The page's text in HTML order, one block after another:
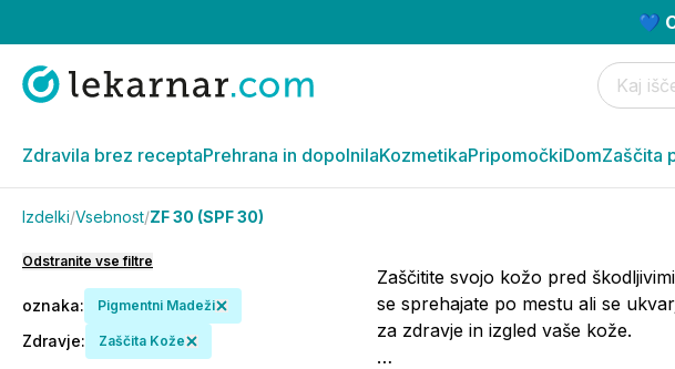
💙
Zdravila brez receptaPrehrana in dopolnilaKozmetikaPripomočkiDomZaščita
Izdelki/Vsebnost/ZF 30 (SPF 30)
Odstranite vse filtre
oznaka: Pigmentni Madeži
Zdravje: Zaščita Kože
Zaščitite svojo kožo pred
se sprehajate po mestu ali se
za zdravje in izgled vaše kože.